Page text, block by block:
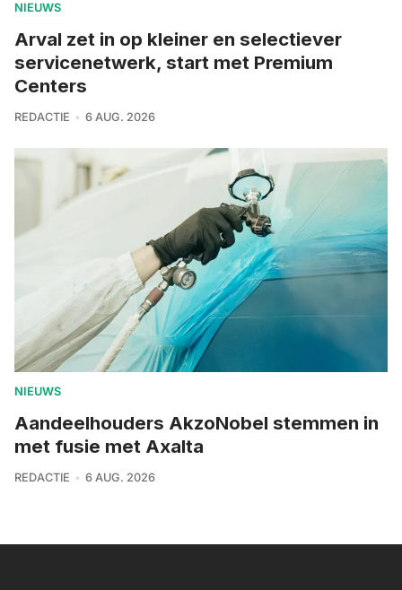
NIEUWS
Arval zet in op kleiner en selectiever
servicenetwerk, start met Premium
Centers
REDACTIE 6 AUG. 2026
NIEUWS
Aandeelhouders AkzoNobel stemmen in
met fusie met Axalta
REDACTIE 6 AUG. 2026